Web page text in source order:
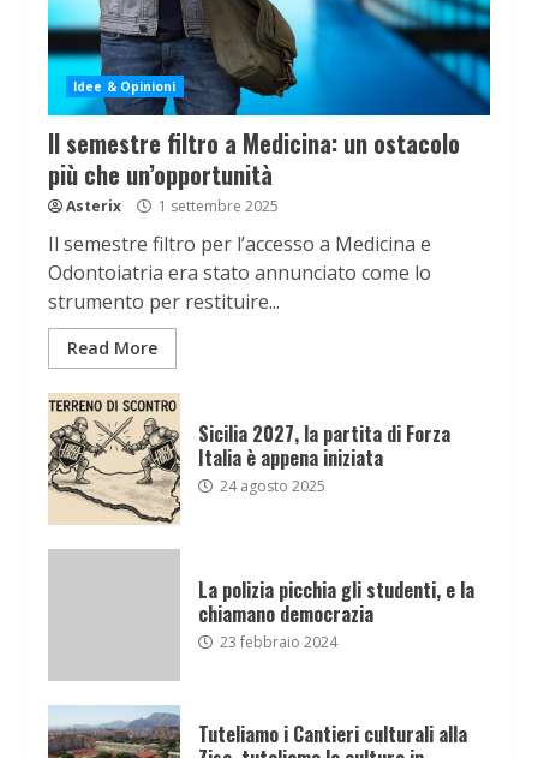
Idee & Opinioni
Il semestre filtro a Medicina: un ostacolo
più che un’opportunità
Asterix 1 settembre 2025
Il semestre filtro per l’accesso a Medicina e
Odontoiatria era stato annunciato come lo
strumento per restituire...
Read More
Sicilia 2027, la partita di Forza
Italia è appena iniziata
24 agosto 2025
La polizia picchia gli studenti, e la
chiamano democrazia
23 febbraio 2024
Tuteliamo i Cantieri culturali alla